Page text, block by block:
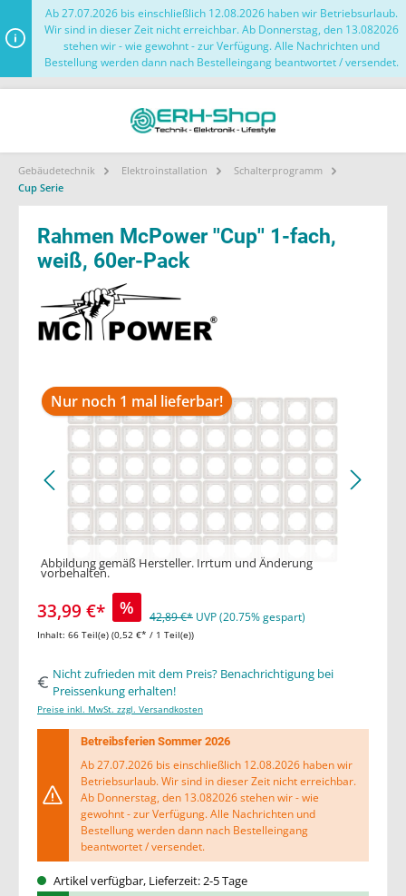
Ab 27.07.2026 bis einschließlich 12.08.2026 haben wir Betriebsurlaub.
Wir sind in dieser Zeit nicht erreichbar. Ab Donnerstag, den 13.082026
stehen wir - wie gewohnt - zur Verfügung. Alle Nachrichten und
Bestellung werden dann nach Bestelleingang beantwortet / versendet.
Gebäudetechnik Elektroinstallation
Schalterprogramm
Cup Serie
Rahmen McPower ''Cup'' 1-fach,
weiß, 60er-Pack
Nur noch 1 mal lieferbar!
Abbildung gemäß Hersteller. Irrtum und Änderung
vorbehalten.
33,99 €* % 42,89 €* UVP (20.75% gespart)
Inhalt: 66 Teil(e) (0,52 €* / 1 Teil(e))
Nicht zufrieden mit dem Preis? Benachrichtigung bei
Preissenkung erhalten!
Preise inkl. MwSt. zzgl. Versandkosten
Betreibsferien Sommer 2026
Ab 27.07.2026 bis einschließlich 12.08.2026 haben wir
Betriebsurlaub. Wir sind in dieser Zeit nicht erreichbar.
Ab Donnerstag, den 13.082026 stehen wir - wie
gewohnt - zur Verfügung. Alle Nachrichten und
Bestellung werden dann nach Bestelleingang
beantwortet / versendet.
Artikel verfügbar, Lieferzeit: 2-5 Tage